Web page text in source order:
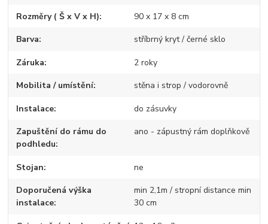
Rozměry ( Š x V x H) 90 x 17 x 8 cm
Barva stříbrný kryt / černé sklo
Záruka 2 roky
Mobilita / umístění stěna i strop / vodorovně
Instalace do zásuvky
Zapuštění do rámu do
podhledu
ano - zápustný rám doplňkově
Stojan ne
Doporučená výška
instalace
min 2,1m / stropní distance min
30 cm